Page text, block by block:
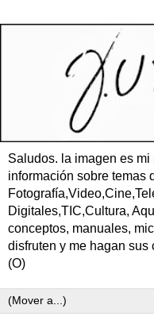
Saludos. la imagen es
información sobre temas
Digitales,TIC,Cultura,
conceptos, manuales,
disfruten y me hagan sus
(O)